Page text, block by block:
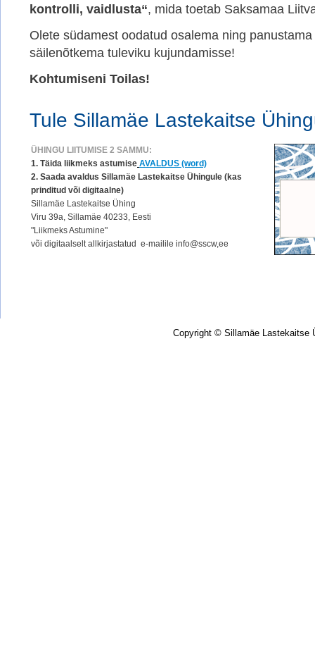
kontrolli, vaidlusta“, mida toetab Saksamaa
Olete südamest oodatud osalema ning
säilenõtkema tuleviku kujundamisse!
Kohtumiseni Toilas!
Tule Sillamäe Lastekaitse
ÜHINGU LIITUMISE 2 SAMMU:
1. Täida liikmeks astumise AVALDUS (word)
2. Saada avaldus Sillamäe Lastekaitse Ühingule (kas
prinditud või digitaalne)
Sillamäe Lastekaitse Ühing
Viru 39a, Sillamäe 40233, Eesti
"Liikmeks Astumine"
või digitaalselt allkirjastatud e-mailile info@sscw,ee
Copyright © Sillamäe Lastekaitse